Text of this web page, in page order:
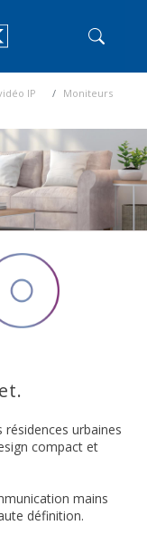
IP
Moniteurs
urbaines
compact et
mains
définition.